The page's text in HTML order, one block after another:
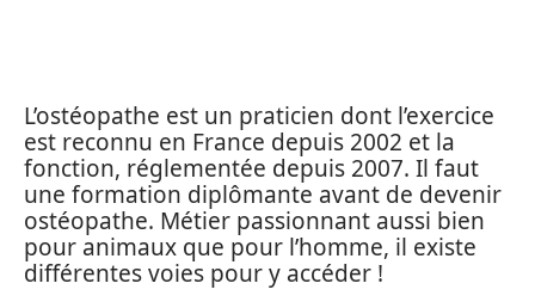
L’ostéopathe est un praticien dont l’exercice
est reconnu en France depuis 2002 et la
fonction, réglementée depuis 2007. Il faut
une formation diplômante avant de devenir
ostéopathe. Métier passionnant aussi bien
pour animaux que pour l’homme, il existe
différentes voies pour y accéder !